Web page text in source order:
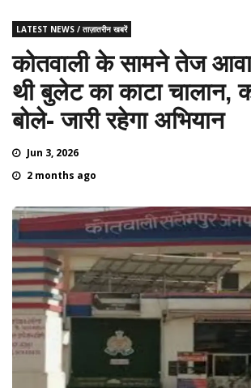
LATEST NEWS / ताज़ातरीन खबरें
कोतवाली के सामने तेज
थी बुलेट का काटा चालान,
बोले- जारी रहेगा अभियान
Jun 3, 2026
2 months ago